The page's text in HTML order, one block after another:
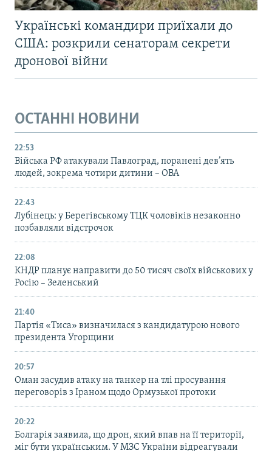
Українські командири приїхали до
США: розкрили сенаторам секрети
дронової війни
ОСТАННІ НОВИНИ
22:53
Війська РФ атакували Павлоград, поранені дев’ять
людей, зокрема чотири дитини – ОВА
22:43
Лубінець: у Берегівському ТЦК чоловіків незаконно
позбавляли відстрочок
22:08
КНДР планує направити до 50 тисяч своїх військових у
Росію – Зеленський
21:40
Партія «Тиса» визначилася з кандидатурою нового
президента Угорщини
20:57
Оман засудив атаку на танкер на тлі просування
переговорів з Іраном щодо Ормузької протоки
20:22
Болгарія заявила, що дрон, який впав на її території,
міг бути українським. У МЗС України відреагували